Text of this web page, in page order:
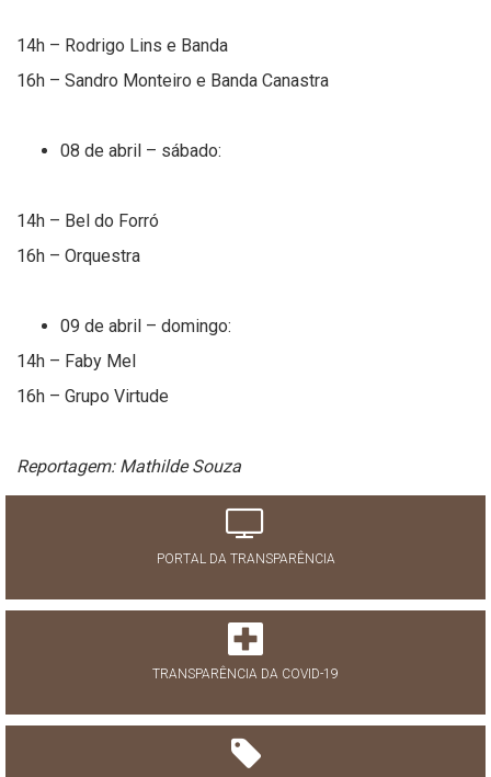
14h – Rodrigo Lins e Banda
16h – Sandro Monteiro e Banda Canastra
08 de abril – sábado:
14h – Bel do Forró
16h – Orquestra
09 de abril – domingo:
14h – Faby Mel
16h – Grupo Virtude
Reportagem: Mathilde Souza
PORTAL DA TRANSPARÊNCIA
TRANSPARÊNCIA DA COVID-19